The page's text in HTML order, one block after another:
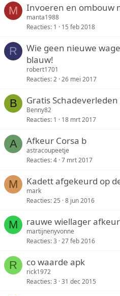
M Invoeren en ombouw
manta1988
Reacties 1 15 feb 2018
R
Wie geen nieuwe
blauw!
robert1701
Reacties 2 26 mei 2017
B Gratis
Benny82
Reacties 1 18 mrt 2017
A Afkeur Corsa b
astracoupeetje
Reacties 4 7 mrt 2017
M Kadett afgekeurd op
mark
Reacties 25 8 jun 2016
M rauwe wiellager
martijnenyvonne
Reacties 3 27 feb 2016
R co waarde apk
rick1972
Reacties 3 31 dec 2015